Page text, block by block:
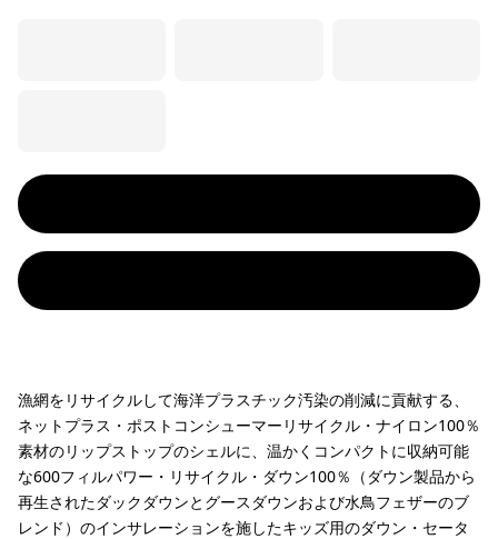
漁網をリサイクルして海洋プラスチック汚染の削減に貢献する、
ネットプラス・ポストコンシューマーリサイクル・ナイロン100％
素材のリップストップのシェルに、温かくコンパクトに収納可能
な600フィルパワー・リサイクル・ダウン100％（ダウン製品から
再生されたダックダウンとグースダウンおよび水鳥フェザーのブ
レンド）のインサレーションを施したキッズ用のダウン・セータ